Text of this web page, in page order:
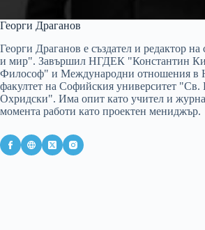
Георги Драганов
Георги Драганов е създател и редактор
и мир". Завършил НГДЕК "Константин
Философ" и Международни отношения в
факултет на Софийския университет
Охридски". Има опит като учител и
момента работи като проектен мениджър.